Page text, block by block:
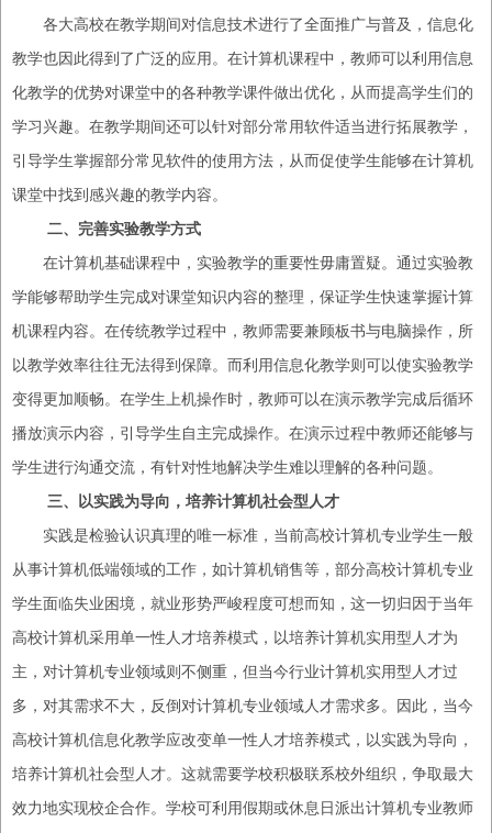
各大高校在教学期间对信息技术进行了全面推广与普及，信息化
教学也因此得到了广泛的应用。在计算机课程中，教师可以利用信息
化教学的优势对课堂中的各种教学课件做出优化，从而提高学生们的
学习兴趣。在教学期间还可以针对部分常用软件适当进行拓展教学，
引导学生掌握部分常见软件的使用方法，从而促使学生能够在计算机
课堂中找到感兴趣的教学内容。
二、 完善实验教学方式
在计算机基础课程中，实验教学的重要性毋庸置疑。通过实验教
学能够帮助学生完成对课堂知识内容的整理，保证学生快速掌握计算
机课程内容。在传统教学过程中，教师需要兼顾板书与电脑操作，所
以教学效率往往无法得到保障。而利用信息化教学则可以使实验教学
变得更加顺畅。在学生上机操作时，教师可以在演示教学完成后循环
播放演示内容，引导学生自主完成操作。在演示过程中教师还能够与
学生进行沟通交流， 有针对性地解决学生难以理解的各种问题。
三、 以实践为导向，培养计算机社会型人才
实践是检验认识真理的唯一标准，当前高校计算机专业学生一般
从事计算机低端领域的工作 ，如计算机销售等，部分高校计算机专业
学生面临失业困境，就业形势严峻程度可想而知，这一切归 因于当年
高校计算机采用单一性人才培养模式，以培养计算机实用型 人才为
主，对计算机专业领域则不侧重，但当今行业计算机实用型 人才过
多，对其需求不大 ， 反倒对计算机专业领域人才需求多。因此，当今
高校计算机信息化教学应改变单一性人才培养模式，以实践为导向，
培养计算机社会型人才。这就需要学校积极联系校外组织，争取最大
效力地实现校企合作。学校可利用假期或休息日派出计算机专业教师